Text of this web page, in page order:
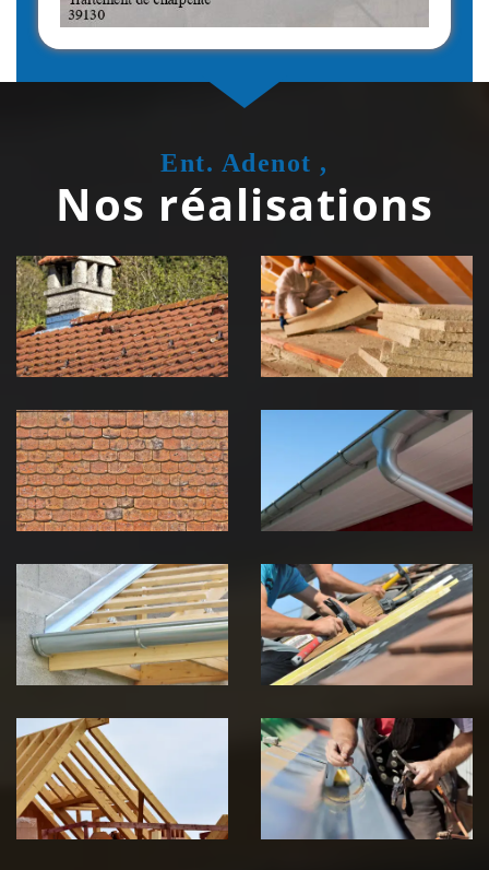
Ent. Adenot ,
Nos réalisations
Couvreur
zingueur 39
Jura
Isolation de
toiture 39
Jura
démoussage de
toiture 39
Jura
pose de
gouttière 39
Jura
Pose de
Chéneau 39
Jura
Réparation de
toiture 39
Jura
Traitement de
charpente 39
Jura
Travaux de
zinguerie 39
Jura